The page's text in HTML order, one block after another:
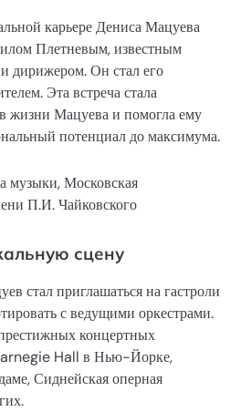
карьере Дениса Мацуева
Плетневым, известным
дирижером. Он стал его
Эта встреча стала
жизни Мацуева и помогла ему
потенциал до максимума.
музыки, Московская
П.И. Чайковского
сцену
стал приглашаться на гастроли
с ведущими оркестрами.
концертных
Hall в Нью-Йорке,
Сиднейская оперная